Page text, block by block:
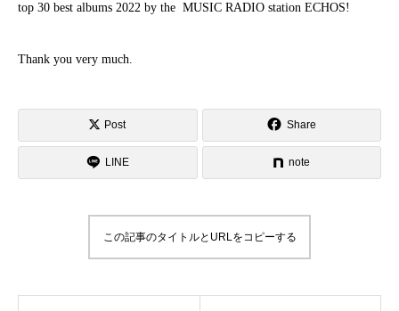
top 30 best albums 2022 by the MUSIC RADIO station ECHOS!
Thank you very much.
Post Share
LINE note
この記事のタイトルとURLをコピーする